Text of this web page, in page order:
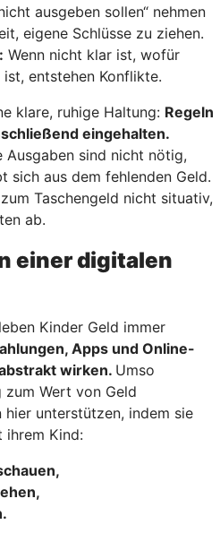
ausgeben sollen“ nehmen
eigene Schlüsse zu ziehen.
Wenn nicht klar ist, wofür
entstehen Konflikte.
klare, ruhige Haltung: Regeln
eingehalten.
Ausgaben sind nicht nötig,
sich aus dem fehlenden Geld.
Taschengeld nicht situativ,
ab.
einer digitalen
Kinder Geld immer
Apps und Online-
wirken. Umso
Wert von Geld
hier unterstützen, indem sie
ihrem Kind: